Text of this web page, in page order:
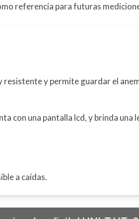
referencia para futuras
resistente y permite guardar el
con una pantalla lcd, y brinda una
a caídas.